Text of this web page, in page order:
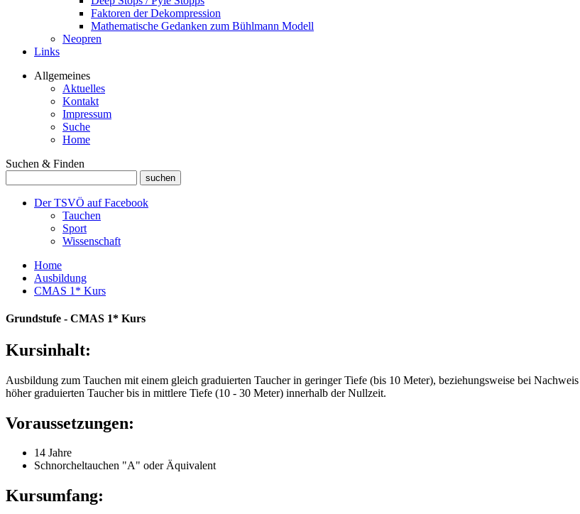
Faktoren der Dekompression
Mathematische Gedanken zum Bühlmann Modell
Neopren
Links
Allgemeines
Aktuelles
Kontakt
Impressum
Suche
Home
Suchen & Finden
Der TSVÖ auf Facebook
Tauchen
Sport
Wissenschaft
Home
Ausbildung
CMAS 1* Kurs
Grundstufe - CMAS 1* Kurs
Kursinhalt:
Ausbildung zum Tauchen mit einem gleich graduierten Taucher in geringer Tiefe (bis 10 Meter), beziehungsweise bei
höher graduierten Taucher bis in mittlere Tiefe (10 - 30 Meter) innerhalb der Nullzeit.
Voraussetzungen:
14 Jahre
Schnorcheltauchen "A" oder Äquivalent
Kursumfang: